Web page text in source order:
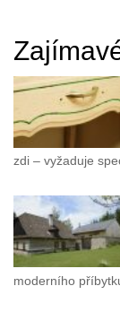
zdi – vyžaduje
moderního